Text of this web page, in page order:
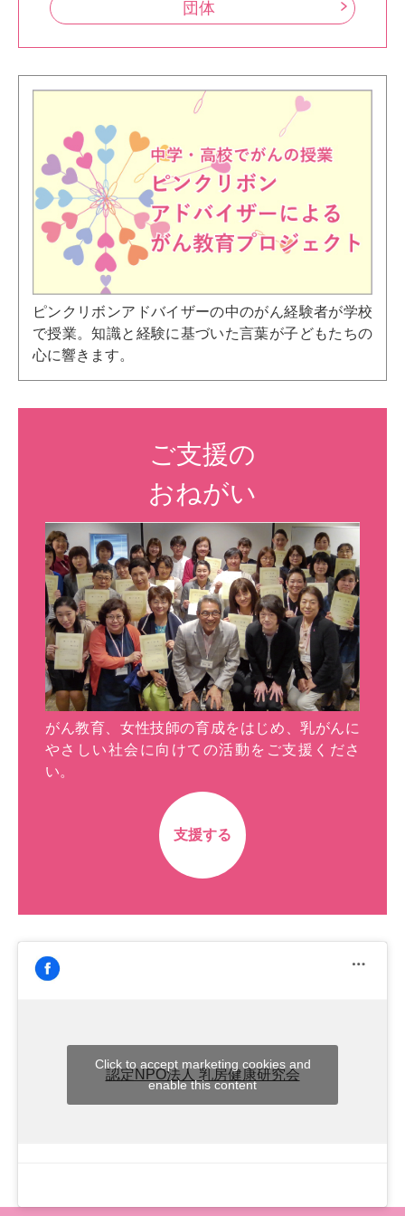
団体
ピンクリボンアドバイザーの中のがん経験者が学校
で授業。知識と経験に基づいた言葉が子どもたちの
心に響きます。
ご支援の
おねがい
がん教育、女性技師の育成をはじめ、乳がんに
やさしい社会に向けての活動をご支援くださ
い。
支援する
認定NPO法人 乳房健康研究会
Click to accept marketing cookies and
enable this content